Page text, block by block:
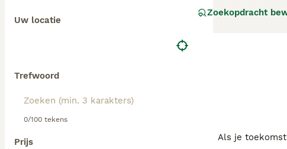
Uw locatie
Trefwoord
0/100 tekens
Prijs
en charmante aard.
Zoekopdracht
Als je